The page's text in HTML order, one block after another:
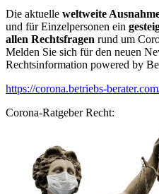
Die aktuelle weltweite
und für Einzelpersonen ein
allen Rechtsfragen rund um
Melden Sie sich für den neuen
Rechtsinformation powered by
https://corona.betriebs-
Corona-Ratgeber Recht: